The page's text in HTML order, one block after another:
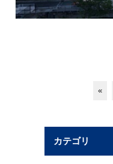
«
カテゴリ